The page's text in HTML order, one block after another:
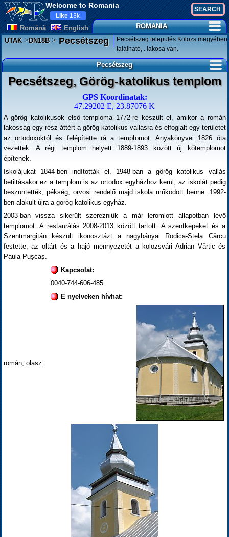
Welcome to Romania
Românã English
Like 13k
ROMANIA
UTAK>DN18B>Pecsétszeg
Pecsétszeg település Kolozs megyében
található, . lakosa van.
Pecsétszeg
Pecsétszeg, Görög-katolikus templom
GPS Koordinatak:
47.29202 E, 23.87076 K
A görög katolikusok első temploma 1772-re készült el, amikor a román
lakosság egy rész áttért a görög katolikus vallásra és elfoglalt egy területet
az ortodoxoktól és felépítette rá a templomot. Anyakönyvei 1826 óta
vezettek. A régi templom helyett 1889-1893 között új kőtemplomot
építenek.
Iskolájukat 1844-ben indították el. 1948-ban a görög katolikus vallás
betiltásakor ez a templom is az ortodox egyházhoz kerül, az iskolát pedig
beszüntették, pékség, orvosi rendelő majd iskola működött benne. 1992-
ben alakult újra a görög katolikus egyház.
2003-ban vissza sikerült szerezniük a már leromlott állapotban lévő
templomot. A restaurálás 2008-2013 között tartott. A szentképeket és a
Szentmargitán készült ikonosztázt a nagybányai Rodica-Stela Cârcu
festette, az oltárt és a hajó mennyezetét a kolozsvári Adrian Vârtic és
Paula Pușcaș.
Kapcsolat:
0040-744-606-485
E nyelveken hívhat:
román, olasz